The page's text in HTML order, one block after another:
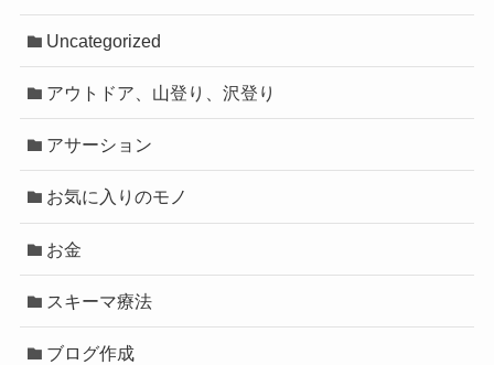
Uncategorized
アウトドア、山登り、沢登り
アサーション
お気に入りのモノ
お金
スキーマ療法
ブログ作成